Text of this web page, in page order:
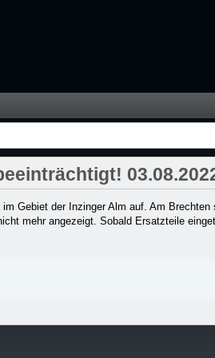
Gebiet der Inzinger Alm auf. Am
mehr angezeigt. Sobald Ersatzteile